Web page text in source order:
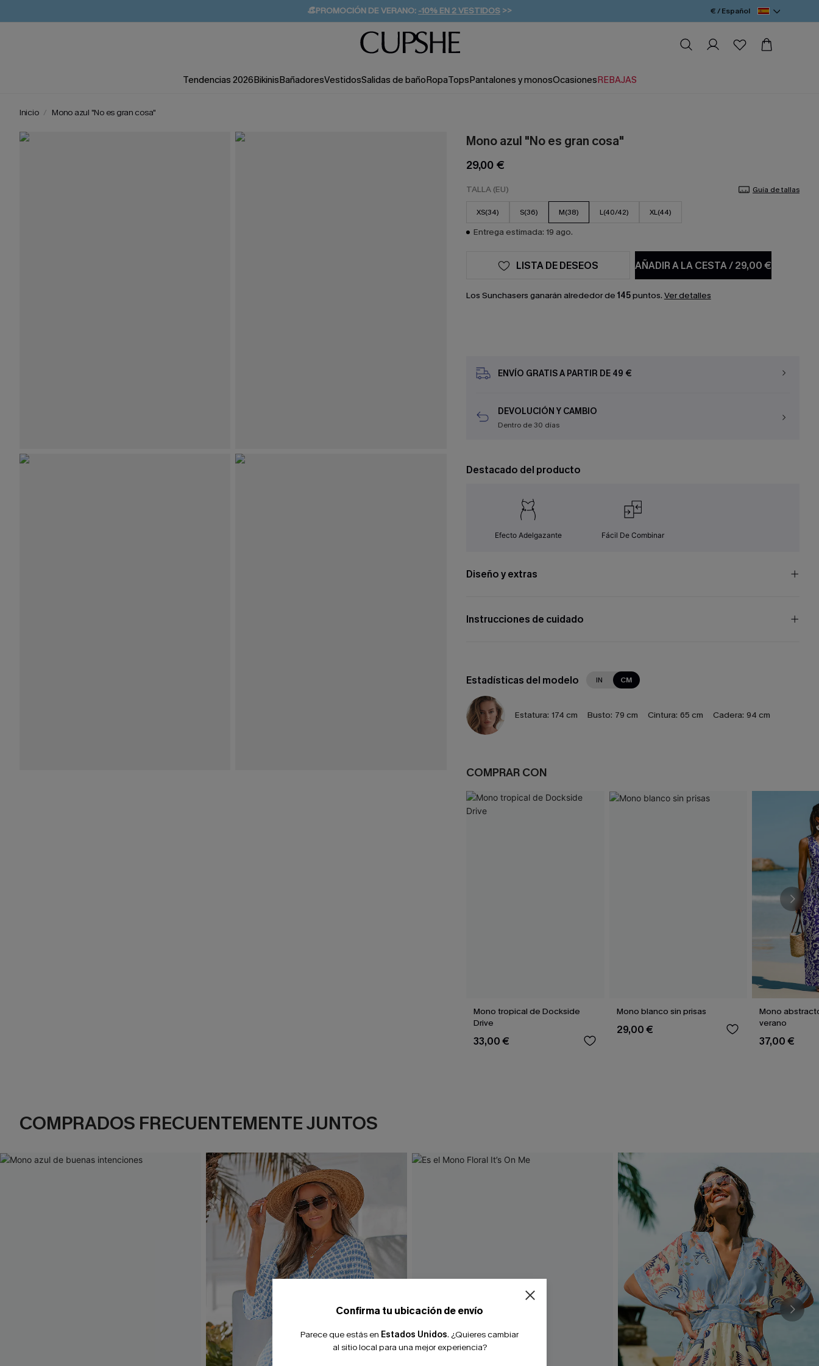
👒PROMOCIÓN DE VERANO: -10% EN 2 VESTIDOS >>
💌¡SUSCRIBIRSE & GANAR -10% EXTRA!
🚚ENVÍO GRATUITO A PARTIR DE 49 € >>
€ / Español
Tendencias 2026BikinisBañadoresVestidosSalidas de bañoRopaTopsPantalones y monosOcasionesREBAJAS
Inicio Mono azul "No es gran cosa"
Mono azul "No es gran cosa"
29,00 €
TALLA (EU) Guía de tallas
XS(34) S(36) M(38) L(40/42) XL(44)
Entrega estimada: 19 ago.
AÑADIR A LA CESTA/29,00 €
LISTA DE DESEOS
Los Sunchasers ganarán alrededor de 145puntos. Ver detalles
ENVÍO GRATIS A PARTIR DE 49 €
DEVOLUCIÓN Y CAMBIO
Dentro de 30 días
Destacado del producto
Efecto Adelgazante Fácil De Combinar
Diseño y extras
Instrucciones de cuidado
Estadísticas del modelo IN CM
Estatura: 174 cm Busto: 79 cm Cintura: 65 cm Cadera: 94 cm
COMPRAR CON
Mono tropical de Dockside
Drive
33,00 €
Mono blanco sin prisas
29,00 €
Mono
verano
37,00 €
COMPRADOS FRECUENTEMENTE JUNTOS
Confirma tu ubicación de envío
Parece que estás en Estados Unidos. ¿Quieres cambiar
al sitio local para una mejor experiencia?
¿NUEVO EN CUPSHE?
-10% extra sin compra mínima